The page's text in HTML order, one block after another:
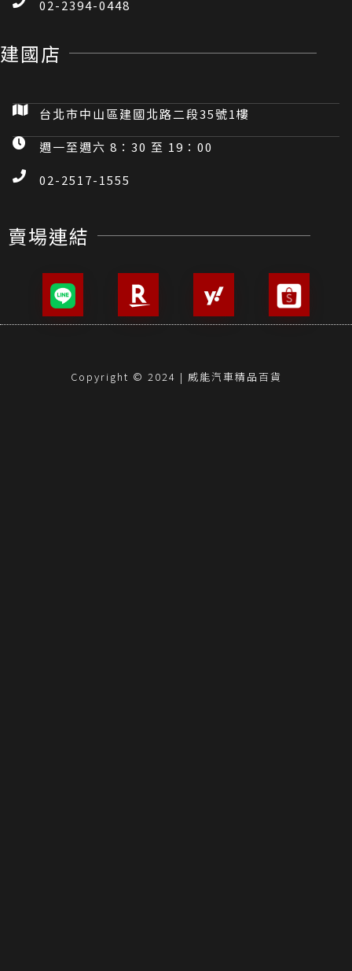
02-2394-0448
建國店
台北市中山區建國北路二段35號1樓
週一至週六 8：30 至 19：00
02-2517-1555
賣場連結
Copyright © 2024 | 威能汽車精品百貨